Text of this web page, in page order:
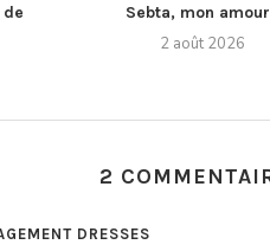
Sebta, mon
2 août 2026
2
DRESSES